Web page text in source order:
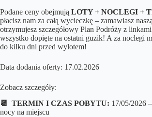
Podane ceny obejmują LOTY + NOCLEGI +
płacisz nam za całą wycieczkę – zamawiasz
otrzymujesz szczegółowy Plan Podróży z
wszystko dopięte na ostatni guzik! A za noclegi
do kilku dni przed wylotem!
Data dodania oferty: 17.02.2026
Zobacz szczegóły:
📆 TERMIN I CZAS POBYTU: 17/05/2026
nocy na miejscu